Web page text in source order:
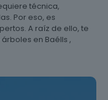
técnica,
Por eso, es
A raíz de ello, te
en Baélls ,